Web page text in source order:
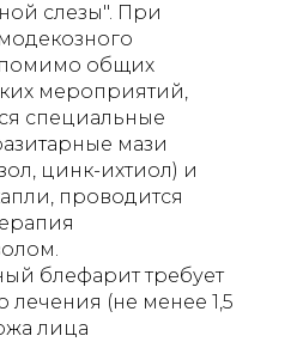
слезы". При
общих
мероприятий,
специальные
мази
цинк-ихтиол) и
проводится
блефарит требует
лечения (не менее 1,5
лица